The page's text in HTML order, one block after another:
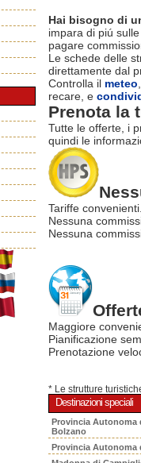
Hai bisogno di
impara di piú
pagare
Le schede delle
direttamente dal
Controlla il meteo
recare, e
Prenota la
Tutte le offerte, i
quindi le
Tariffe convenienti.
Nessuna
Nessuna
Maggiore
Pianificazione
Prenotazione
* Le strutture
Destinazioni speciali
Provincia Autonoma
Bolzano
Provincia Autonoma